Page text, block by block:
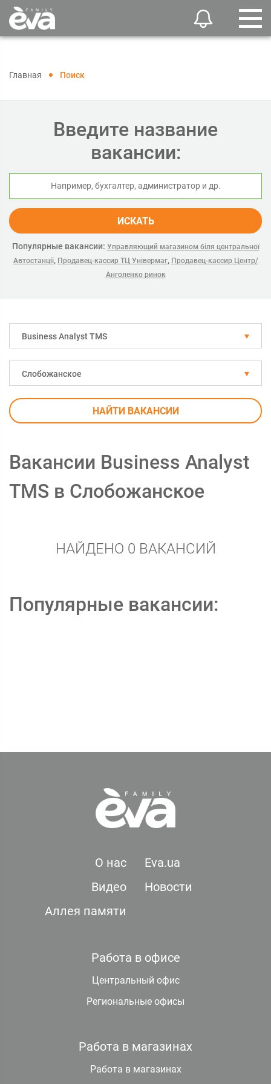
Главная Поиск
Введите название
вакансии:
ИСКАТЬ
Популярные вакансии: Управляющий магазином біля центральної
Автостанції, Продавец-кассир ТЦ Універмаг, Продавец-кассир Центр/
Анголенко ринок
Business Analyst TMS
Слобожанское
НАЙТИ ВАКАНСИИ
Вакансии Business Analyst
TMS в Слобожанское
НАЙДЕНО 0 ВАКАНСИЙ
Популярные вакансии:
О нас
Eva.ua
Видео
Новости
Аллея памяти
Работа в офисе
Центральный офис
Региональные офисы
Работа в магазинах
Работа в магазинах